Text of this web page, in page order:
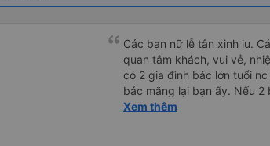
Các bạn nữ lễ tân xinh iu.
quan tâm khách, vui vẻ, nhiệt tình. Trong
có 2 gia đình bác lớn tuổi
bác mắng lại bạn ấy. Nếu 2
ngược lại nha. Bạn ấy nhắc
Xem thêm